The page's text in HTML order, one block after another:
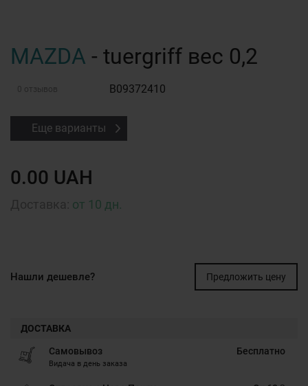
MAZDA - tuergriff вес 0,2
0 отзывов B09372410
Еще варианты
0.00 UAH
от 10 дн.
Нашли дешевле? Предложить цену
ДОСТАВКА
Самовывоз
Видача в день заказа
Бесплатно